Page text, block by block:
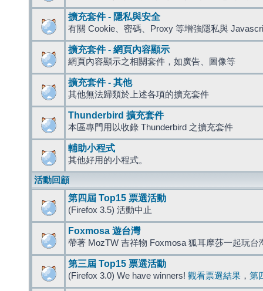
擴充套件 - 隱私與安全
有關 Cookie、密碼、Proxy 等增強隱私與
擴充套件 - 網頁內容顯示
網頁內容顯示之相關套件，如廣告、圖像等
擴充套件 - 其他
其他無法歸類於上述各項的擴充套件
Thunderbird 擴充套件
本區專門用以收錄 Thunderbird 之擴充套件
輔助小程式
其他好用的小程式。
活動回顧
第四屆 Top15 票選活動
(Firefox 3.5) 活動中止
Foxmosa 遊台灣
帶著 MozTW 吉祥物 Foxmosa 狐耳摩莎一起玩台
第三屆 Top15 票選活動
(Firefox 3.0) We have winners! 觀看票選結果 ， 第